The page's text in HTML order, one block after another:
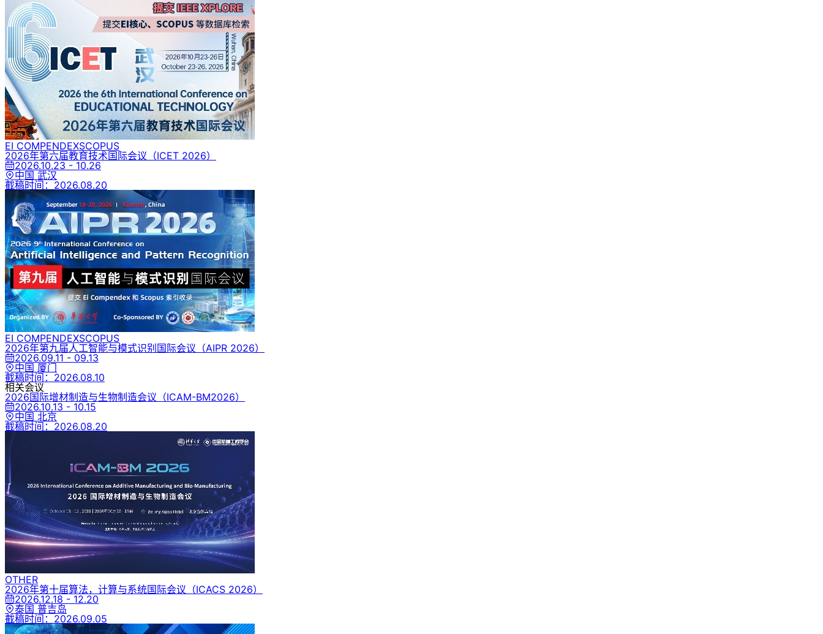
EI COMPENDEXSCOPUS
2026年第六届教育技术国际会议 （ICET 2026）
2026.10.23 - 10.26
中国 武汉
截稿时间： 2026.08.20
EI COMPENDEXSCOPUS
2026年第九届人工智能与模式识别国际会议 （AIPR 2026）
2026.09.11 - 09.13
中国 厦门
截稿时间： 2026.08.10
相关会议
2026国际增材制造与生物制造会议 （ICAM-BM2026）
2026.10.13 - 10.15
中国 北京
截稿时间： 2026.08.20
OTHER
2026年第十届算法，计算与系统国际会议 （ICACS 2026）
2026.12.18 - 12.20
泰国 普吉岛
截稿时间： 2026.09.05